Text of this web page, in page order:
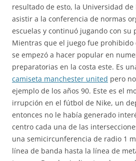
resultado de esto, la Universidad de
asistir a la conferencia de normas
escuelas y continuó jugando con su
Mientras que el juego fue prohibido
se empezó a hacer popular en
preparatorias en la costa este. Es
camiseta manchester united pero
ejemplo de los años 90. Este es el
irrupción en el fútbol de Nike, un
entonces no le había generado
centro cada una de las
una semicircunferencia de radio 1
línea de banda hasta la línea de